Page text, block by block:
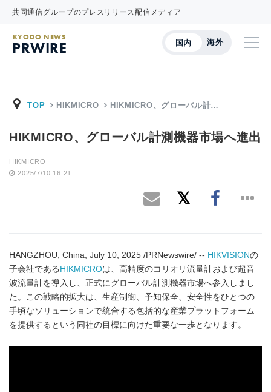
共同通信グループのプレスリリース配信メディア
国内 海外
KYODO NEWS
PRWIRE
TOP HIKMICRO HIKMICRO、グローバル計…
HIKMICRO、グローバル計測機器市場へ進出
HIKMICRO
2025/7/10 16:21
HANGZHOU, China, July 10, 2025 /PRNewswire/ -- HIKVISIONの
子会社である HIKMICROは、高精度のコリオリ流量計および超音
波流量計を導入し、正式にグローバル計測機器市場へ参入しまし
た。この戦略的拡大は、生産制御、予知保全、安全性をひとつの
手頃なソリューションで統合する包括的な産業プラットフォーム
を提供するという同社の目標に向けた重要な一歩となります。